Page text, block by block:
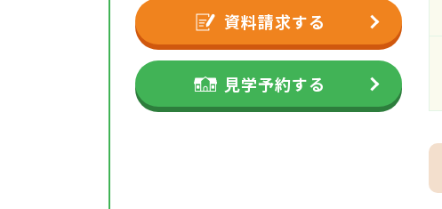
資料請求する
見学予約する